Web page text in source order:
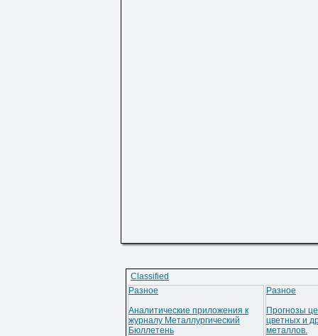
Classified
Разное
Аналитические приложения к
журналу Металлургический
Бюллетень
Разное
Прогнозы
цветных и
металлов.